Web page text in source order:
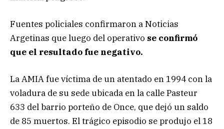
Fuentes policiales confirmaron a Noticias
Argetinas que luego del operativo se confirmó
que el resultado fue negativo.
La AMIA fue víctima de un atentado en 1994 con la
voladura de su sede ubicada en la calle Pasteur
633 del barrio porteño de Once, que dejó un saldo
de 85 muertos. El trágico episodio se produjo el 18